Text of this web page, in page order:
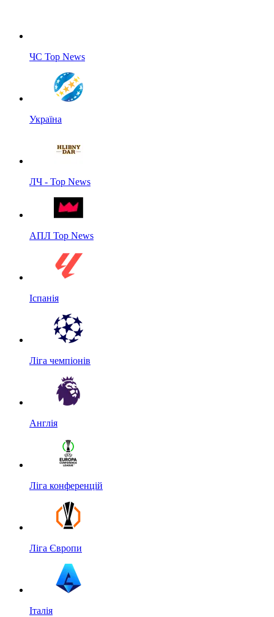
ЧС Top News
Україна
ЛЧ - Top News
АПЛ Top News
Іспанія
Ліга чемпіонів
Англія
Ліга конференцій
Ліга Європи
Італія